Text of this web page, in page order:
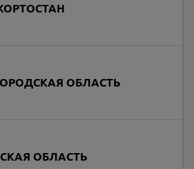
ОБЛАСТЬ
ОБЛАСТЬ